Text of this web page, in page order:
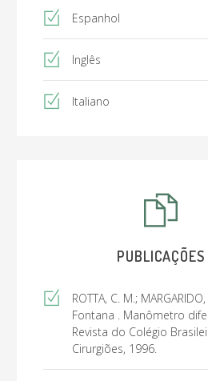
Espanhol
Inglês
Italiano
PUBLICAÇÕES
ROTTA, C. M.;
Fontana . Manômetro
Revista do Colégio
Cirurgiões, 1996.